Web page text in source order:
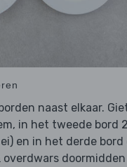
naast elkaar.
in het tweede bord
en in het derde bord
overdwars